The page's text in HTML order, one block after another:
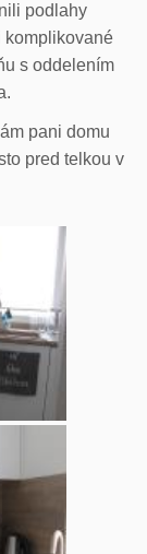
podlahy
komplikované
s oddelením
pani domu
pred telkou v